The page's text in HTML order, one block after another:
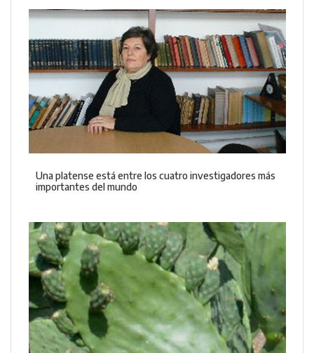
Una platense está entre los cuatro investigadores más
importantes del mundo